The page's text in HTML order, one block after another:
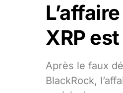
XRP
Après le faux
BlackRock,